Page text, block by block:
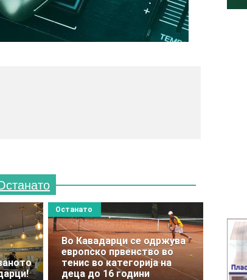
МЕСТО ЗА
Во Кавадaрци се одржува
европско првенство во
тенис во категорија на
деца до 16 години
Останато